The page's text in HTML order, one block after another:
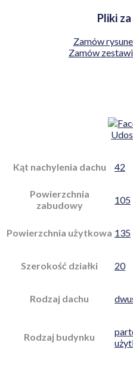
Pliki
Zamów
Zamów
Kąt nachylenia dachu 42
Powierzchnia
zabudowy
105
Powierzchnia użytkowa 135
Szerokość działki 20
Rodzaj dachu
Rodzaj budynku